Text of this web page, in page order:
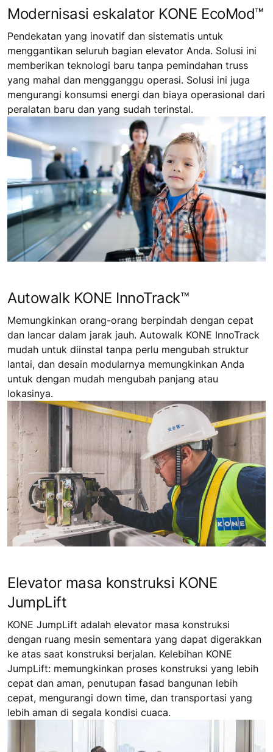
Modernisasi eskalator KONE EcoMod™
Pendekatan yang inovatif dan sistematis untuk
menggantikan seluruh bagian elevator Anda. Solusi ini
memberikan teknologi baru tanpa pemindahan truss
yang mahal dan mengganggu operasi. Solusi ini juga
mengurangi konsumsi energi dan biaya operasional dari
peralatan baru dan yang sudah terinstal.
Autowalk KONE InnoTrack™
Memungkinkan orang-orang berpindah dengan cepat
dan lancar dalam jarak jauh. Autowalk KONE InnoTrack
mudah untuk diinstal tanpa perlu mengubah struktur
lantai, dan desain modularnya memungkinkan Anda
untuk dengan mudah mengubah panjang atau
lokasinya.
Elevator masa konstruksi KONE
JumpLift
KONE JumpLift adalah elevator masa konstruksi
dengan ruang mesin sementara yang dapat digerakkan
ke atas saat konstruksi berjalan. Kelebihan KONE
JumpLift: memungkinkan proses konstruksi yang lebih
cepat dan aman, penutupan fasad bangunan lebih
cepat, mengurangi down time, dan transportasi yang
lebih aman di segala kondisi cuaca.